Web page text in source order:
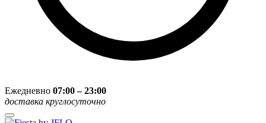
Ежедневно 07:00 – 23:00
доставка круглосуточно